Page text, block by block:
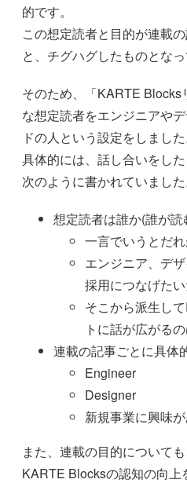
的です。
この想定読者と目的が連載
と、チグハグしたものとなっ
そのため、「KARTE Blocks
な想定読者をエンジニアや
ドの人という設定をしました
具体的には、話し合いをし
次のように書かれていました
想定読者は誰か(誰が読
一言でいうとだ
エンジニア、デ
採用につなげた
そこから派生し
トに話が広がる
連載の記事ごとに具体
Engineer
Designer
新規事業に興味
また、連載の目的について
KARTE Blocksの認知の向上